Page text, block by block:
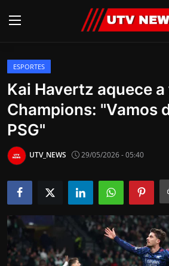
AO VIVO
PIRACICABA
CAMPINAS
LIMEIRA
ESPIRITO SANTO
Economia
Cultura
ESPORTES
Kai Havertz aquece
Champions: "Vamos
PSG"
UTV_NEWS 29/05/2026 - 05:40